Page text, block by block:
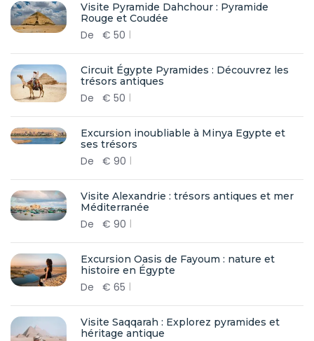
Visite Pyramide Dahchour : Pyramide
Rouge et Coudée
De € 50
Circuit Égypte Pyramides : Découvrez les
trésors antiques
De € 50
Excursion inoubliable à Minya Egypte et
ses trésors
De € 90
Visite Alexandrie : trésors antiques et mer
Méditerranée
De € 90
Excursion Oasis de Fayoum : nature et
histoire en Égypte
De € 65
Visite Saqqarah : Explorez pyramides et
héritage antique